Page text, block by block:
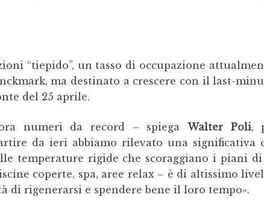
“tiepido”, un tasso di occupazione
ma destinato a crescere con il last-
del 25 aprile.
numeri da record – spiega Walter Poli,
da ieri abbiamo rilevato una significativa
temperature rigide che scoraggiano i piani
coperte, spa, aree relax – è di altissimo
di rigenerarsi e spendere bene il loro tempo».